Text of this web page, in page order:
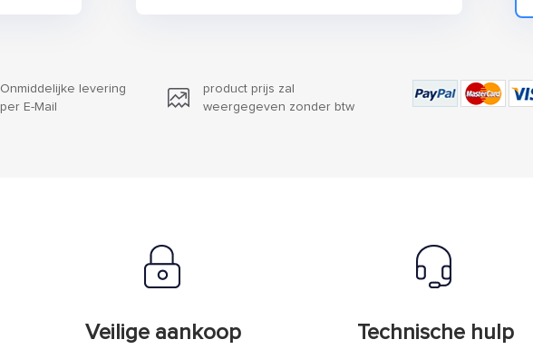
Onmiddelijke levering
per E-Mail
product prijs zal
weergegeven zonder btw
Veilige aankoop Technische hulp